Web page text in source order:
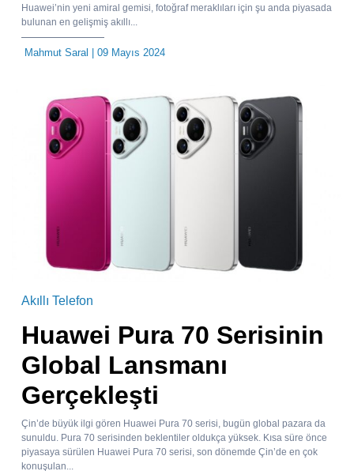
Huawei’nin yeni amiral gemisi, fotoğraf meraklıları için şu anda piyasada
bulunan en gelişmiş akıllı...
Mahmut Saral | 09 Mayıs 2024
Akıllı Telefon
Huawei Pura 70 Serisinin
Global Lansmanı
Gerçekleşti
Çin’de büyük ilgi gören Huawei Pura 70 serisi, bugün global pazara da
sunuldu. Pura 70 serisinden beklentiler oldukça yüksek. Kısa süre önce
piyasaya sürülen Huawei Pura 70 serisi, son dönemde Çin’de en çok
konuşulan...